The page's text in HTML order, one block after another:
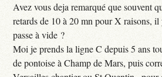
Avez vous deja remarqué que souvent
retards de 10 à 20 mn pour X raisons,
passe à vide ?
Moi je prends la ligne C depuis 5 ans
de pontoise à Champ de Mars, puis